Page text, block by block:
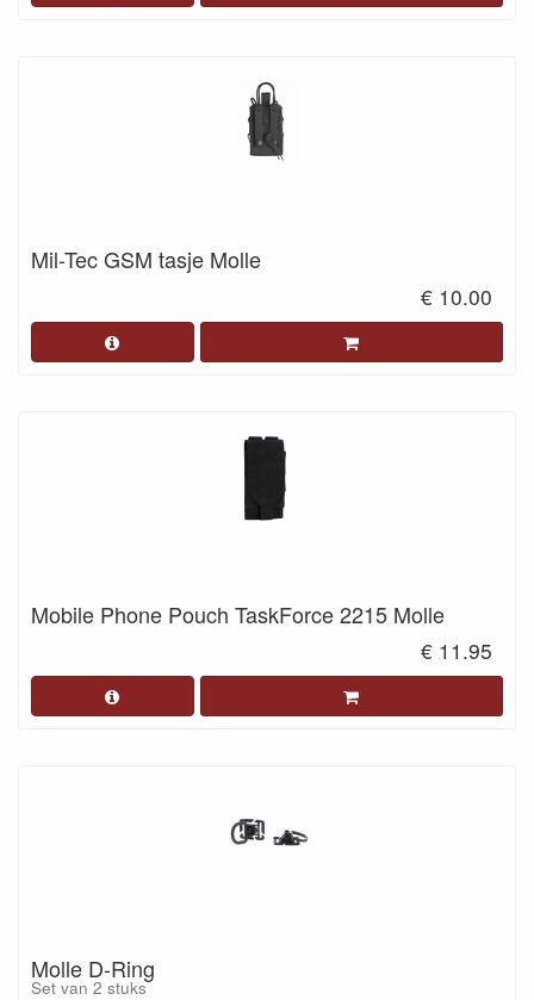
Mil-Tec GSM tasje Molle
€ 10.00
Mobile Phone Pouch TaskForce 2215 Molle
€ 11.95
Molle D-Ring
Set van 2 stuks